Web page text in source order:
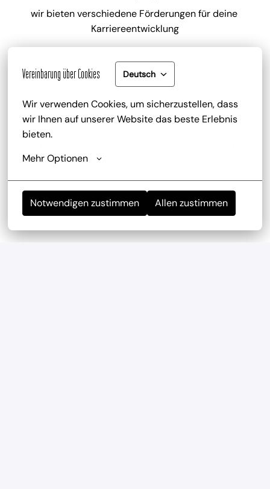
Vereinbarung über Cookies Deutsch
Wir verwenden Cookies, um sicherzustellen, dass
wir Ihnen auf unserer Website das beste Erlebnis
bieten.
Mehr Optionen
Notwendigen zustimmen Allen zustimmen
wir bieten verschiedene Förderungen für deine
Karriereentwicklung
Gute Bezahlung und Mitarbeiterrabatt
Trinkgeldbeteiligung, Mitarbeiterrabatte und